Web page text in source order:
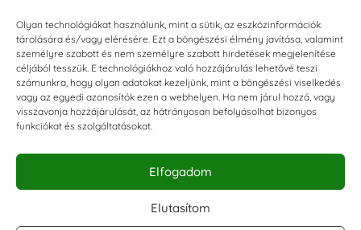
Olyan technológiákat használunk, mint a sütik, az eszközinformációk
tárolására és/vagy elérésére. Ezt a böngészési élmény javítása, valamint
személyre szabott és nem személyre szabott hirdetések megjelenítése
céljából tesszük. E technológiákhoz való hozzájárulás lehetővé teszi
számunkra, hogy olyan adatokat kezeljünk, mint a böngészési viselkedés
vagy az egyedi azonosítók ezen a webhelyen. Ha nem járul hozzá, vagy
visszavonja hozzájárulását, az hátrányosan befolyásolhat bizonyos
funkciókat és szolgáltatásokat.
Elfogadom
Elutasítom
Impresszum
KAPCSOLAT
E-mail:shop@torokszilvi.com
Telefon: +36 30 6767872
KÖZÖSSÉGI